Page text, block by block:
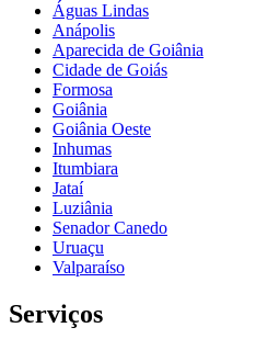
Águas Lindas
Anápolis
Aparecida de Goiânia
Cidade de Goiás
Formosa
Goiânia
Goiânia Oeste
Inhumas
Itumbiara
Jataí
Luziânia
Senador Canedo
Uruaçu
Valparaíso
Serviços